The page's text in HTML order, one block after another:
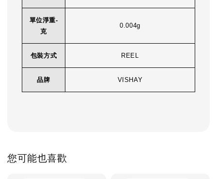
單位淨重-
克
0.004g
包裝方式 REEL
品牌 VISHAY
您可能也喜歡